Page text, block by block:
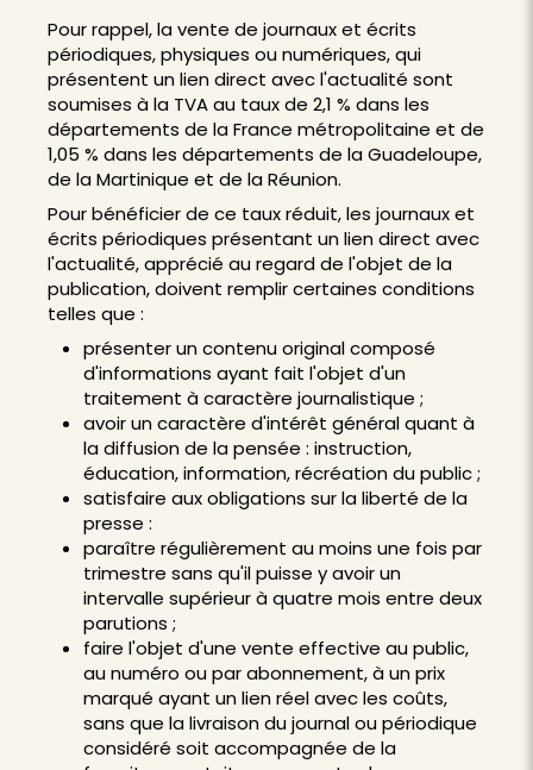
Pour rappel, la vente de journaux et écrits
périodiques, physiques ou numériques, qui
présentent un lien direct avec l'actualité sont
soumises à la TVA au taux de 2,1 % dans les
départements de la France métropolitaine et de
1,05 % dans les départements de la Guadeloupe,
de la Martinique et de la Réunion.
Pour bénéficier de ce taux réduit, les journaux et
écrits périodiques présentant un lien direct avec
l'actualité, apprécié au regard de l'objet de la
publication, doivent remplir certaines conditions
telles que :
présenter un contenu original composé
d'informations ayant fait l'objet d'un
traitement à caractère journalistique ;
avoir un caractère d'intérêt général quant à
la diffusion de la pensée : instruction,
éducation, information, récréation du public ;
satisfaire aux obligations sur la liberté de la
presse :
paraître régulièrement au moins une fois par
trimestre sans qu'il puisse y avoir un
intervalle supérieur à quatre mois entre deux
parutions ;
faire l'objet d'une vente effective au public,
au numéro ou par abonnement, à un prix
marqué ayant un lien réel avec les coûts,
sans que la livraison du journal ou périodique
considéré soit accompagnée de la